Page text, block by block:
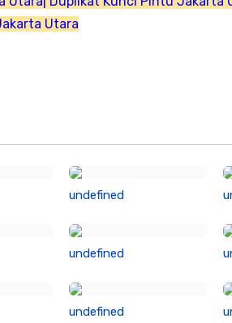
Utara
undefined
undefined
undefined